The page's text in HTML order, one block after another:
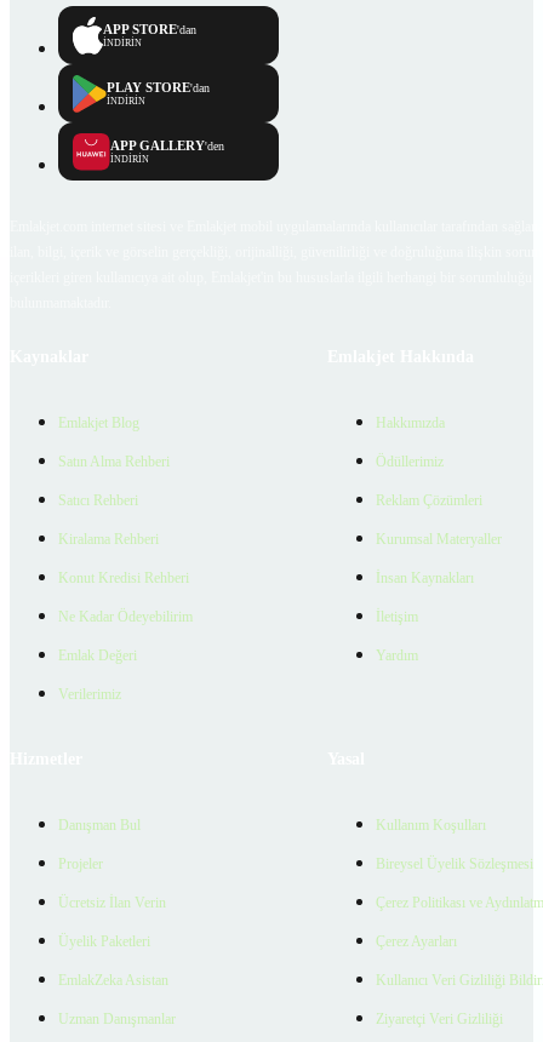
APP STORE'dan
İNDİRİN
PLAY STORE'dan
İNDİRİN
APP GALLERY'den
İNDİRİN
Emlakjet Blog
Satın Alma Rehberi
Satıcı Rehberi
Kiralama Rehberi
Konut Kredisi Rehberi
Ne Kadar Ödeyebilirim
Emlak Değeri
Verilerimiz
Hakkımızda
Ödüllerimiz
Reklam Çözümleri
Kurumsal Materyaller
İnsan Kaynakları
İletişim
Yardım
Danışman Bul
Projeler
Ücretsiz İlan Verin
Üyelik Paketleri
EmlakZeka Asistan
Uzman Danışmanlar
Kullanım Koşulları
Bireysel Üyelik Sözleşmesi
Çerez Politikası ve
Çerez Ayarları
Kullanıcı Veri Gizliliği
Ziyaretçi Veri Gizliliği